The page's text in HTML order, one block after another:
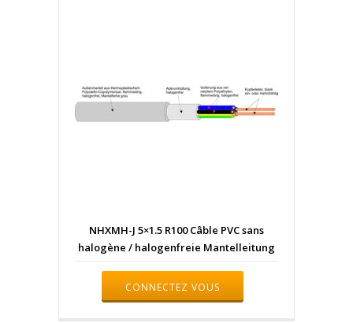
NHXMH-J 5×1.5 R100 Câble PVC sans
halogène / halogenfreie Mantelleitung
CONNECTEZ VOUS